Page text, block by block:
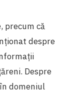
precum că
despre
Despre
domeniul